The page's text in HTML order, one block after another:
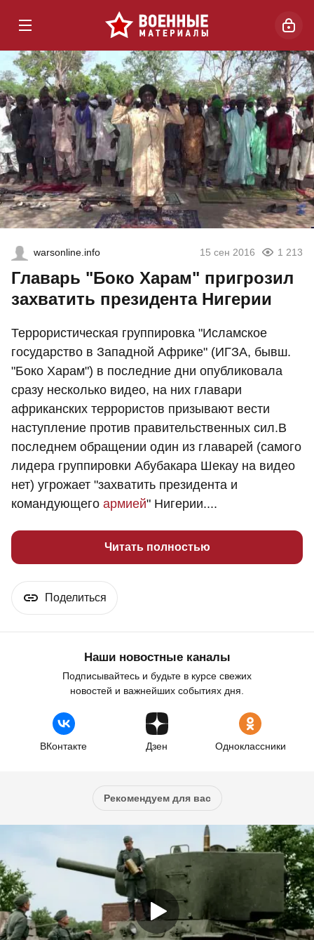
warsonline.info 15 сен 2016 1 213
Главарь "Боко Харам" пригрозил
захватить президента Нигерии
Террористическая группировка "Исламское
государство в Западной Африке" (ИГЗА, бывш.
"Боко Харам") в последние дни опубликовала
сразу несколько видео, на них главари
африканских террористов призывают вести
наступление против правительственных сил.В
последнем обращении один из главарей (самого
лидера группировки Абубакара Шекау на видео
нет) угрожает "захватить президента и
командующего армией" Нигерии....
Читать полностью
Поделиться
Наши новостные каналы
Подписывайтесь и будьте в курсе свежих
новостей и важнейших событиях дня.
ВКонтакте Дзен Одноклассники
Рекомендуем для вас